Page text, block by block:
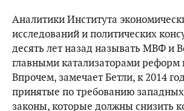
Аналитики Института
исследований и политических
десять лет назад называть МВФ и
главными катализаторами реформ
Впрочем, замечает Бетли, к 2014
принятые по требованию
законы, которые должны снизить